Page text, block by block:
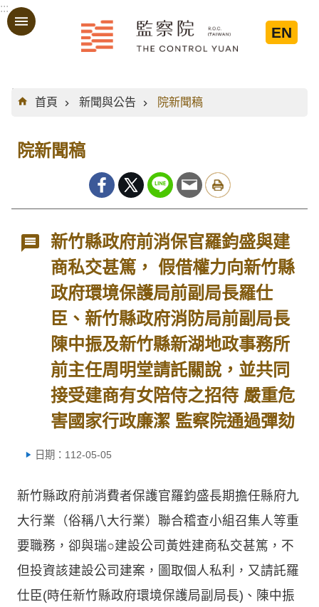
跳到主要內容區塊
:::
EN
:::
首頁
新聞與公告 院新聞稿
院新聞稿
新竹縣政府前消保官羅鈞盛與建
商私交甚篤， 假借權力向新竹縣
政府環境保護局前副局長羅仕
臣、新竹縣政府消防局前副局長
陳中振及新竹縣新湖地政事務所
前主任周明堂請託關說，並共同
接受建商有女陪侍之招待 嚴重危
害國家行政廉潔 監察院通過彈劾
日期：112-05-05
新竹縣政府前消費者保護官羅鈞盛長期擔任縣府九
大行業（俗稱八大行業）聯合稽查小組召集人等重
要職務，卻與瑞○建設公司黃姓建商私交甚篤，不
但投資該建設公司建案，圖取個人私利，又請託羅
仕臣(時任新竹縣政府環境保護局副局長)、陳中振